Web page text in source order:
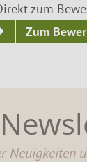
zum
Zum
Neuigkeiten